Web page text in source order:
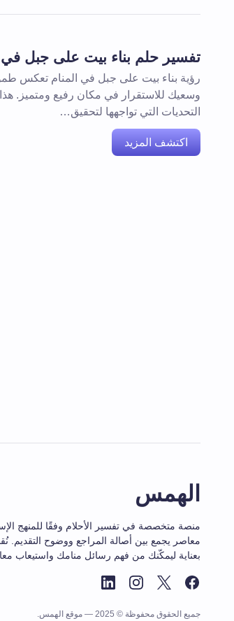
تفسير حلم بناء بيت على جبل في
رؤية بناء بيت على جبل في المنام تعكس
وسعيك للاستقرار في مكان رفيع ومتميز.
التحديات التي تواجهها لتحقيق…
اكتشف المزيد
الهمس
منصة متخصصة في تفسير الأحلام وفقًا للمنهج
معاصر يجمع بين أصالة المراجع ووضوح التقديم.
بعناية ليمكّنك من فهم رسائل منامك واستيعاب
جميع الحقوق محفوظة © 2025 — موقع الهمس.